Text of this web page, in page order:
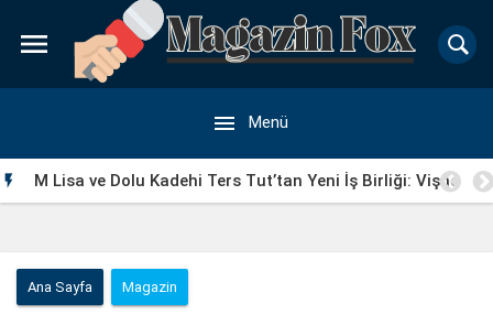

 Menü
 M Lisa ve Dolu Kadehi Ters Tut’tan Yeni İş Birliği: Vişne
Ana Sayfa Magazin